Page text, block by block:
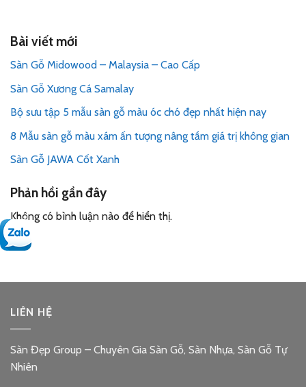
Bài viết mới
Sàn Gỗ Midowood – Malaysia – Cao Cấp
Sàn Gỗ Xương Cá Samalay
Bộ sưu tập 5 mẫu sàn gỗ màu óc chó đẹp nhất hiện nay
8 Mẫu sàn gỗ màu xám ấn tượng nâng tầm giá trị không gian
Sàn Gỗ JAWA Cốt Xanh
Phản hồi gần đây
Không có bình luận nào để hiển thị.
LIÊN HỆ
Sàn Đẹp Group – Chuyên Gia Sàn Gỗ, Sàn Nhựa, Sàn Gỗ Tự
Nhiên